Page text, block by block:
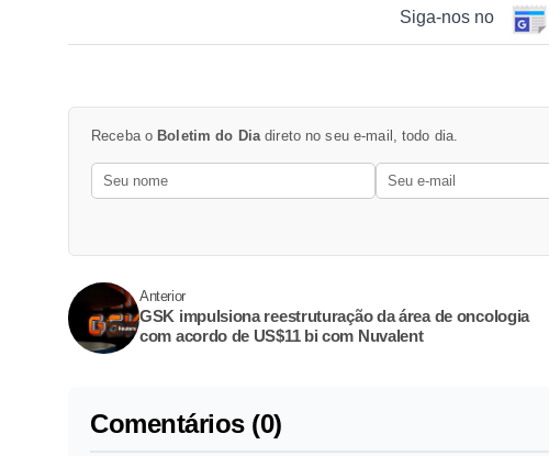
Siga-nos no
Receba o Boletim do Diadireto no seu e-mail, todo dia.
Anterior
GSK impulsiona reestruturação da área de oncologia
com acordo de US$11 bi com Nuvalent
Comentários (0)